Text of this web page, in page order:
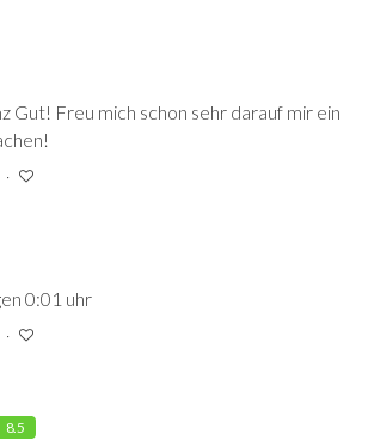
Gut! Freu mich schon sehr darauf mir ein
0:01 uhr
8.5